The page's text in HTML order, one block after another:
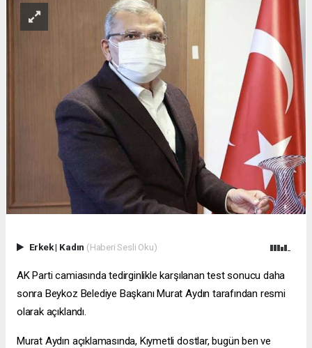
Erkek| Kadın (Haberi Sesli Oku)
AK Parti camiasında tedirginlikle karşılanan test sonucu daha
sonra Beykoz Belediye Başkanı Murat Aydın tarafından resmi
olarak açıklandı.
Murat Aydın açıklamasında, Kıymetli dostlar, bugün ben ve